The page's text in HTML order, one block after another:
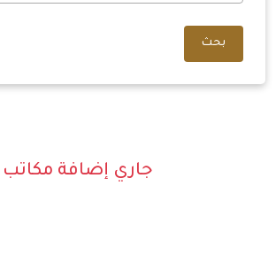
بحث
جاري إضافة مكاتب